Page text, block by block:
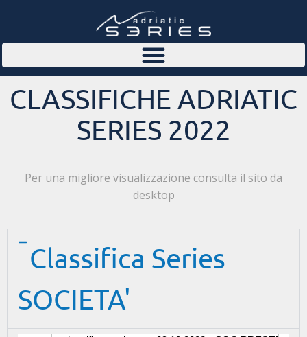
CLASSIFICHE ADRIATIC
SERIES 2022
Per una migliore visualizzazione consulta il sito da
desktop
Classifica Series
SOCIETA'